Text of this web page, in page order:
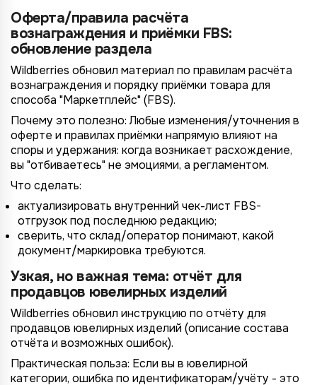
Оферта/правила расчёта
вознаграждения и приёмки FBS:
обновление раздела
Wildberries обновил материал по правилам расчёта
вознаграждения и порядку приёмки товара для
способа "Маркетплейс" (FBS).
Почему это полезно: Любые изменения/уточнения в
оферте и правилах приёмки напрямую влияют на
споры и удержания: когда возникает расхождение,
вы "отбиваетесь" не эмоциями, а регламентом.
Что сделать:
актуализировать внутренний чек-лист FBS-
отгрузок под последнюю редакцию;
сверить, что склад/оператор понимают, какой
документ/маркировка требуются.
Узкая, но важная тема: отчёт для
продавцов ювелирных изделий
Wildberries обновил инструкцию по отчёту для
продавцов ювелирных изделий (описание состава
отчёта и возможных ошибок).
Практическая польза: Если вы в ювелирной
категории, ошибка по идентификаторам/учёту - это